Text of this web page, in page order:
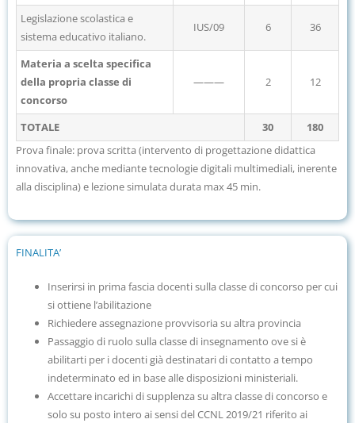
Legislazione scolastica e
sistema educativo italiano.
IUS/09 6 36
Materia a scelta specifica
della propria classe di
concorso
——— 2 12
TOTALE 30
180
Prova finale: prova scritta (intervento di progettazione didattica
innovativa, anche mediante tecnologie digitali multimediali, inerente
alla disciplina) e lezione simulata durata max 45 min.
FINALITA’
Inserirsi in prima fascia docenti sulla classe di concorso per cui
si ottiene l’abilitazione
Richiedere assegnazione provvisoria su altra provincia
Passaggio di ruolo sulla classe di insegnamento ove si è
abilitarti per i docenti già destinatari di contatto a tempo
indeterminato ed in base alle disposizioni ministeriali.
Accettare incarichi di supplenza su altra classe di concorso e
solo su posto intero ai sensi del CCNL 2019/21 riferito ai